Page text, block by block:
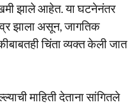
झाले आहेत. या घटनेनंतर
झाला असून, जागतिक
चिंता व्यक्त केली जात
माहिती देताना सांगितले